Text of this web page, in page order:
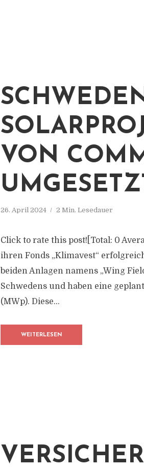
VON
26. April 2024 2 Min. Lesedauer
Click to rate this post![Total: 0
ihren Fonds „Klimavest“
beiden Anlagen namens „Wing
Schwedens und haben eine
(MWp). Diese...
WEITERLESEN